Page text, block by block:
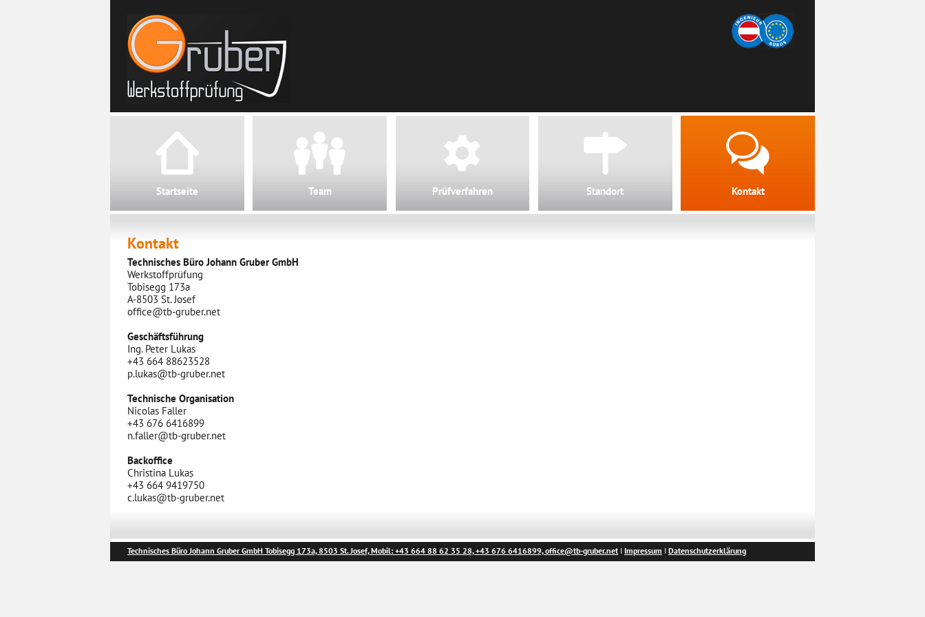
Startseite Team Prüfverfahren Standort Kontakt
Kontakt
Technisches Büro Johann Gruber GmbH
Werkstoffprüfung
Tobisegg 173a
A-8503 St. Josef
office@tb-gruber.net
Geschäftsführung
Ing. Peter Lukas
+43 664 88623528
p.lukas@tb-gruber.net
Technische Organisation
Nicolas Faller
+43 676 6416899
n.faller@tb-gruber.net
Backoffice
Christina Lukas
+43 664 9419750
c.lukas@tb-gruber.net
Technisches Büro Johann Gruber GmbH Tobisegg 173a, 8503 St. Josef, Mobil: +43 664 88 62 35 28, +43 676 6416899,office@tb-gruber.net I Impressum I Datenschutzerklärung